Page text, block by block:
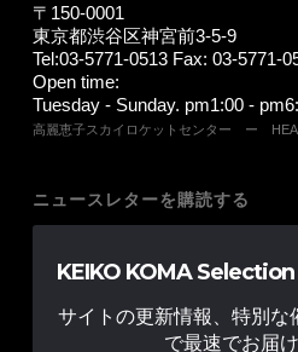
〒150-0001
東京都渋谷区神宮前3-5-9
Tel:03-5771-0513 Fax: 03-5771-
Open time:
Tuesday - Sunday. pm1:00 -
高麗恵子スカイロケットセンター ー
ニュースレターを購読する
KEIKO KOMA Selection
サイトの更新情報、特別な
で最速でお届け